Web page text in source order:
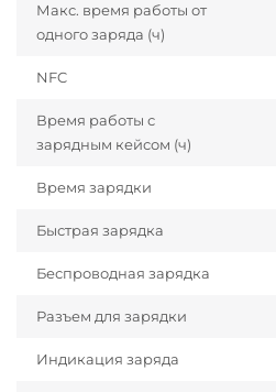
Макс. время работы от
одного заряда (ч)
NFC
Время работы с
зарядным кейсом (ч)
Время зарядки
Быстрая зарядка
Беспроводная зарядка
Разъем для зарядки
Индикация заряда